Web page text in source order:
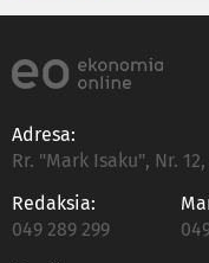
Adresa:
Rr. "Mark Isaku", Nr.
Redaksia:
049 289 299